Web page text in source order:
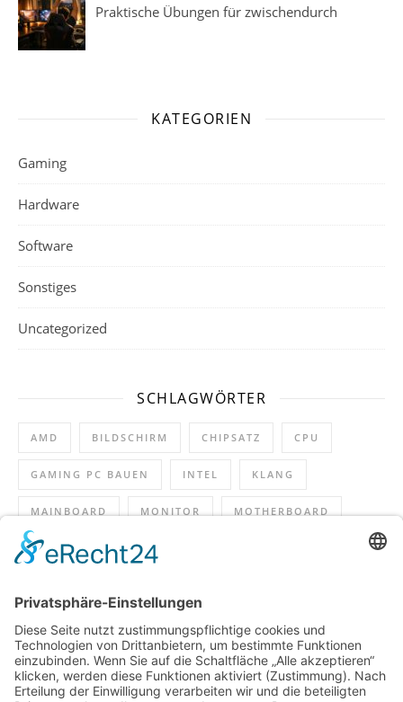
Praktische Übungen für zwischendurch
KATEGORIEN
Gaming
Hardware
Software
Sonstiges
Uncategorized
SCHLAGWÖRTER
AMD BILDSCHIRM CHIPSATZ CPU
GAMING PC BAUEN INTEL KLANG
MAINBOARD MONITOR MOTHERBOARD
PCI RAM SOUND